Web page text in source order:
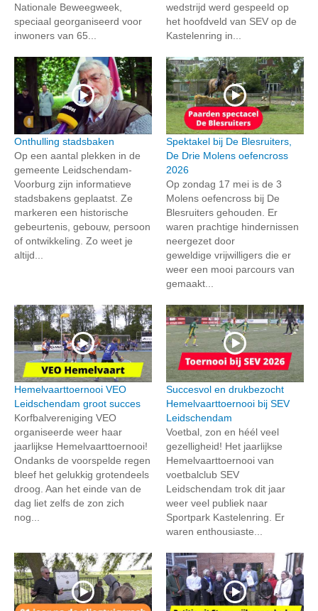
Nationale Beweegweek,
speciaal georganiseerd voor
inwoners van 65...
wedstrijd werd gespeeld op
het hoofdveld van SEV op de
Kastelenring in...
Onthulling stadsbaken
Op een aantal plekken in de
gemeente Leidschendam-
Voorburg zijn informatieve
stadsbakens geplaatst. Ze
markeren een historische
gebeurtenis, gebouw, persoon
of ontwikkeling. Zo weet je
altijd...
Spektakel bij De Blesruiters,
De Drie Molens oefencross
2026
Op zondag 17 mei is de 3
Molens oefencross bij De
Blesruiters gehouden. Er
waren prachtige hindernissen
neergezet door
geweldige vrijwilligers die er
weer een mooi parcours van
gemaakt...
Hemelvaarttoernooi VEO
Leidschendam groot succes
Korfbalvereniging VEO
organiseerde weer haar
jaarlijkse Hemelvaarttoernooi!
Ondanks de voorspelde regen
bleef het gelukkig grotendeels
droog. Aan het einde van de
dag liet zelfs de zon zich
nog...
Succesvol en drukbezocht
Hemelvaarttoernooi bij SEV
Leidschendam
Voetbal, zon en héél veel
gezelligheid! Het jaarlijkse
Hemelvaarttoernooi van
voetbalclub SEV
Leidschendam trok dit jaar
weer veel publiek naar
Sportpark Kastelenring. Er
waren enthousiaste...